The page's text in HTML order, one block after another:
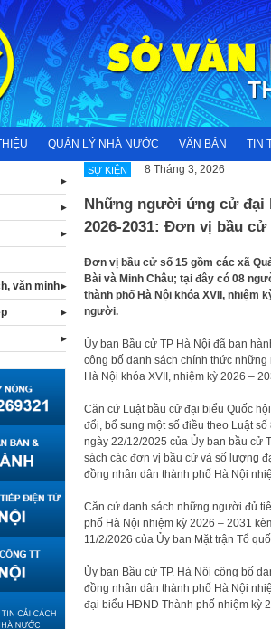
QUẢN LÝ NHÀ NƯỚC VĂN BẢN TIN
SỰ KIỆN 8 Tháng 3, 2026
Những người ứng cử đại
2026-2031: Đơn vị bầu cử
Đơn vị bầu cử số 15 gồm các xã
Bài và Minh Châu; tại đây có 08
thành phố Hà Nội khóa XVII, nhiệm
người.
Ủy ban Bầu cử TP Hà Nội đã ban
công bố danh sách chính thức
Hà Nội khóa XVII, nhiệm kỳ 2026 –
Căn cứ Luật bầu cử đại biểu Quốc
đổi, bổ sung một số điều theo Luật
ngày 22/12/2025 của Ủy ban bầu cử
sách các đơn vị bầu cử và số lượng
đồng nhân dân thành phố Hà Nội
Căn cứ danh sách những người đủ
phố Hà Nội nhiệm kỳ 2026 – 2031
11/2/2026 của Ủy ban Mặt trận Tổ
Ủy ban Bầu cử TP. Hà Nội công bố
đồng nhân dân thành phố Hà Nội
đại biểu HĐND Thành phố nhiệm kỳ
văn minh